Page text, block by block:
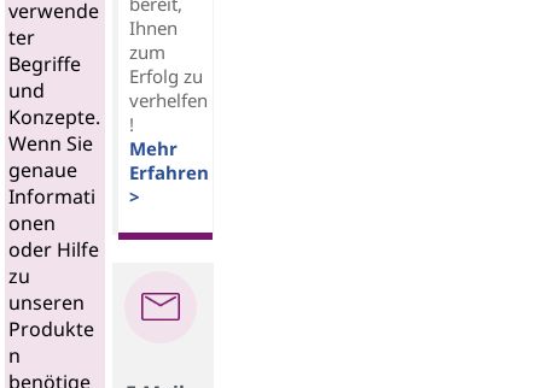
verwende
ter
Begriffe
und
Konzepte.
Wenn Sie
genaue
Informati
onen
oder Hilfe
zu
unseren
Produkte
n
benötige
Ihnen
zum
Erfolg zu
verhelfen
!
Mehr
Erfahren
>